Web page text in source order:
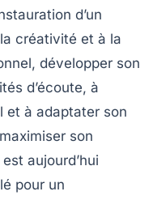
d’un
créativité et à la
développer son
d’écoute, à
et à adaptater son
son
aujourd’hui
pour un